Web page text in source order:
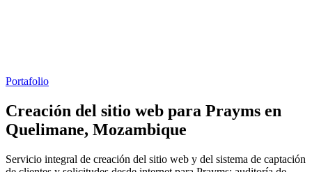
Portafolio
Creación del sitio web para Prayms en
Quelimane, Mozambique
Servicio integral de creación del sitio web y del sistema de captación